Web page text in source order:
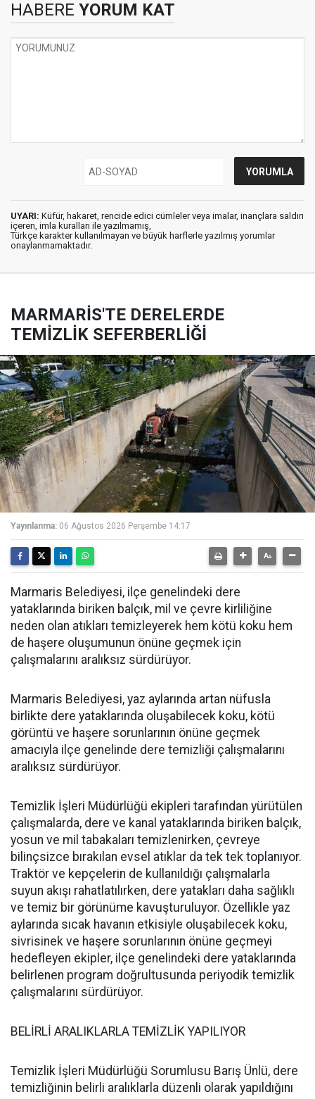
HABERE YORUM KAT
UYARI: Küfür, hakaret, rencide edici cümleler veya imalar, inançlara saldırı
içeren, imla kuralları ile yazılmamış,
Türkçe karakter kullanılmayan ve büyük harflerle yazılmış yorumlar
onaylanmamaktadır.
MARMARİS'TE DERELERDE
TEMİZLİK SEFERBERLİĞİ
Yayınlanma: 06 Ağustos 2026 Perşembe 14:17
Marmaris Belediyesi, ilçe genelindeki dere
yataklarında biriken balçık, mil ve çevre kirliliğine
neden olan atıkları temizleyerek hem kötü koku hem
de haşere oluşumunun önüne geçmek için
çalışmalarını aralıksız sürdürüyor.
Marmaris Belediyesi, yaz aylarında artan nüfusla
birlikte dere yataklarında oluşabilecek koku, kötü
görüntü ve haşere sorunlarının önüne geçmek
amacıyla ilçe genelinde dere temizliği çalışmalarını
aralıksız sürdürüyor.
Temizlik İşleri Müdürlüğü ekipleri tarafından yürütülen
çalışmalarda, dere ve kanal yataklarında biriken balçık,
yosun ve mil tabakaları temizlenirken, çevreye
bilinçsizce bırakılan evsel atıklar da tek tek toplanıyor.
Traktör ve kepçelerin de kullanıldığı çalışmalarla
suyun akışı rahatlatılırken, dere yatakları daha sağlıklı
ve temiz bir görünüme kavuşturuluyor. Özellikle yaz
aylarında sıcak havanın etkisiyle oluşabilecek koku,
sivrisinek ve haşere sorunlarının önüne geçmeyi
hedefleyen ekipler, ilçe genelindeki dere yataklarında
belirlenen program doğrultusunda periyodik temizlik
çalışmalarını sürdürüyor.
BELİRLİ ARALIKLARLA TEMİZLİK YAPILIYOR
Temizlik İşleri Müdürlüğü Sorumlusu Barış Ünlü, dere
temizliğinin belirli aralıklarla düzenli olarak yapıldığını